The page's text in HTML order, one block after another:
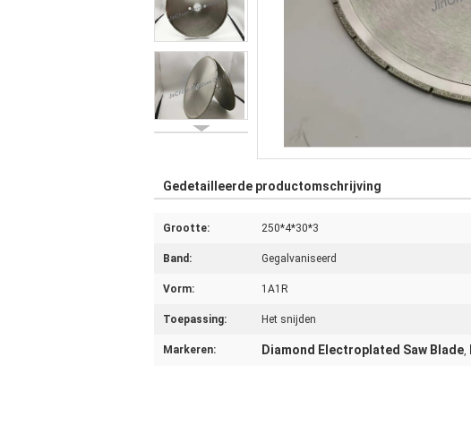
Gedetailleerde productomschrijving
Grootte: 250*4*30*3
Band: Gegalvaniseerd
Vorm: 1A1R
Toepassing: Het snijden
Markeren: Diamond Electroplated Saw Blade,